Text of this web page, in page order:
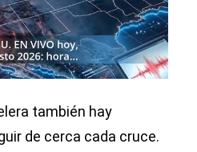
también hay
de cerca cada cruce.